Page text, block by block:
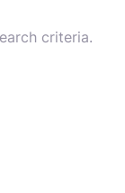
criteria.